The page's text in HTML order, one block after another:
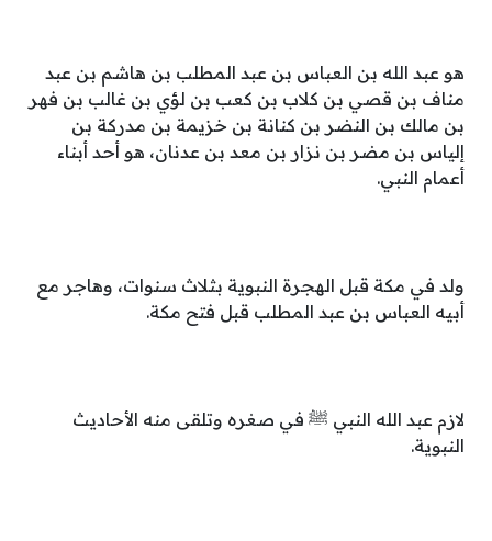
هو عبد الله بن العباس بن عبد المطلب بن هاشم بن عبد
مناف بن قصي بن كلاب بن كعب بن لؤي بن غالب بن فهر
بن مالك بن النضر بن كنانة بن خزيمة بن مدركة بن
إلياس بن مضر بن نزار بن معد بن عدنان، هو أحد أبناء
أعمام النبي.
ولد في مكة قبل الهجرة النبوية بثلاث سنوات، وهاجر مع
أبيه العباس بن عبد المطلب قبل فتح مكة.
لازم عبد الله النبي ﷺ في صغره وتلقى منه الأحاديث
النبوية.